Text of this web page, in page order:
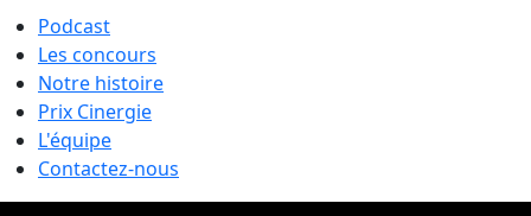
Podcast
Les concours
Notre histoire
Prix Cinergie
L'équipe
Contactez-nous